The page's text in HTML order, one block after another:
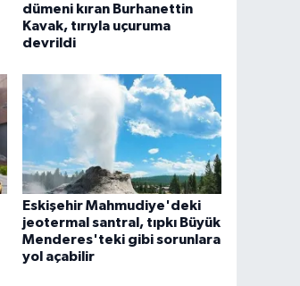
dümeni kıran Burhanettin
Kavak, tırıyla uçuruma
devrildi
Eskişehir Mahmudiye'deki
jeotermal santral, tıpkı Büyük
Menderes'teki gibi sorunlara
yol açabilir